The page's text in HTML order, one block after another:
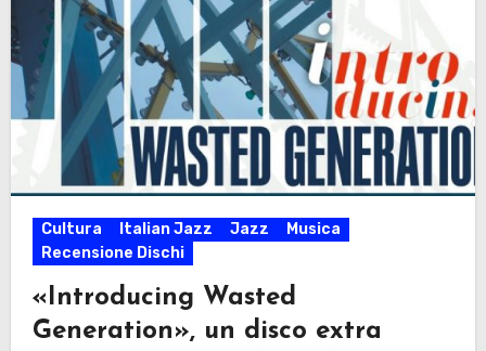
Cultura Italian Jazz Jazz
Musica
Recensione Dischi
«Introducing Wasted
Generation», un disco extra